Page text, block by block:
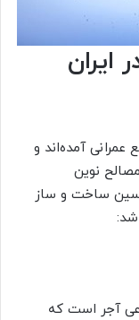
ایران
آمده‌اند و
نوین
ساخت و ساز
آجر است که